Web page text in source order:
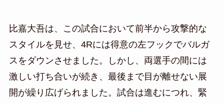
比嘉大吾は、この試合において前半から攻撃的な
スタイルを見せ、4Rには得意の左フックでバルガ
スをダウンさせました。しかし、両選手の間には
激しい打ち合いが続き、最後まで目が離せない展
開が繰り広げられました。試合は進むにつれ、緊